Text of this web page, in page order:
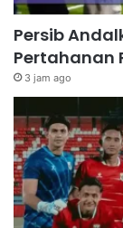
Persib
Pertahanan
3 jam ago